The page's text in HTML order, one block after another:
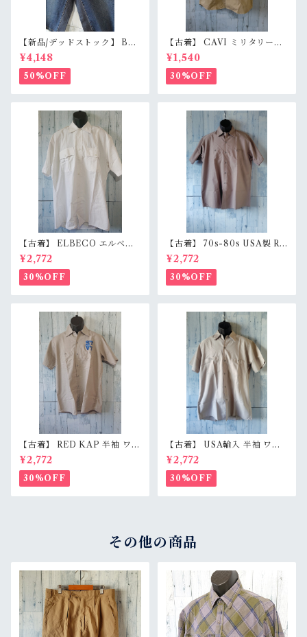
【新品/デッドストック】 BL
UE WAY ブルーウェイ 日本製
デニムショートパンツ S/M/L
（M1431-50） 膝下丈 職人加
工 アメカジ RankS
¥4,148
50%OFF
【古着】 CAVI ミリタリー風
半袖シャツ XL（身幅63cm）
ベージュ 金ボタン 80s ロック
エポレット オーバーサイズ Ra
nkB
¥1,540
30%OFF
【古着】 ELBECO エルベコ
半袖 ワークシャツ L（身幅63.
5cm） ホワイト 白 ビッグシ
ルエット オーバーサイズ Ran
kB
¥2,772
30%OFF
【古着】 70s-80s USA製 RE
D KAP 半袖 ワークシャツ L
（身幅62cm） チャコール レ
ッドキャップ ヴィンテージ Ra
nkC
¥2,772
30%OFF
【古着】 RED KAP 半袖 ワー
クシャツ M〜L相当（身幅55c
m） 刺しゅう入り 企業ロゴ レ
ッドキャップ アジ感有 RankC
¥2,772
30%OFF
【古着】 USA輸入 半袖 ワー
クシャツ L（身幅59.5cm）
ベージュグレー スナップボタ
ン 薄手 アメカジ RankB
¥2,772
30%OFF
その他の商品